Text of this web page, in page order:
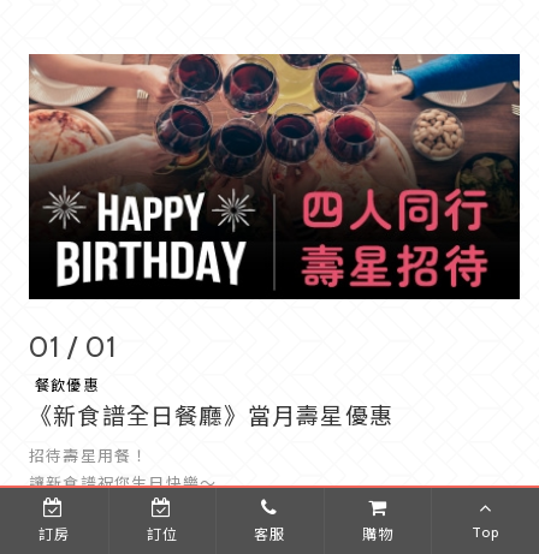
訂房 訂位 客服 購物 Top
01 / 01
餐飲優惠
《新食譜全日餐廳》當月壽星優惠
招待壽星用餐！
讓新食譜祝您生日快樂～